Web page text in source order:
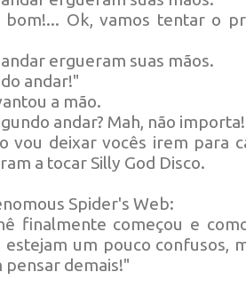
bom!... Ok, vamos tentar o
ergueram suas mãos.
andar!"
a mão.
andar? Mah, não
vou deixar vocês irem para
a tocar Silly God Disco.
Spider's Web:
finalmente começou e
estejam um pouco confusos,
pensar demais!"